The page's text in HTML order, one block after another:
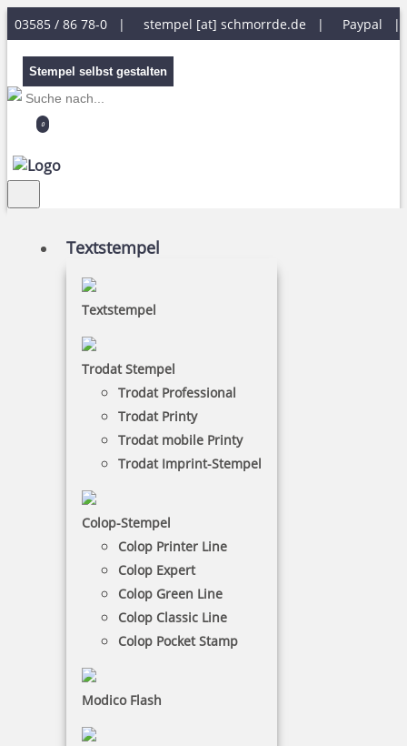
03585 / 86 78-0 | stempel [at] schmorrde.de | Paypal
Stempel selbst gestalten
0
Textstempel
Textstempel
Trodat Stempel
Trodat Professional
Trodat Printy
Trodat mobile Printy
Trodat Imprint-Stempel
Colop-Stempel
Colop Printer Line
Colop Expert
Colop Green Line
Colop Classic Line
Colop Pocket Stamp
Modico Flash
Inkjetpatrone für Colop e-mark
COLOP e-mark Tintenpatrone
Hersteller: Colop
Max. Abdruckmaße: 0 x 0 mm
Kissenfarben:
44,00 €